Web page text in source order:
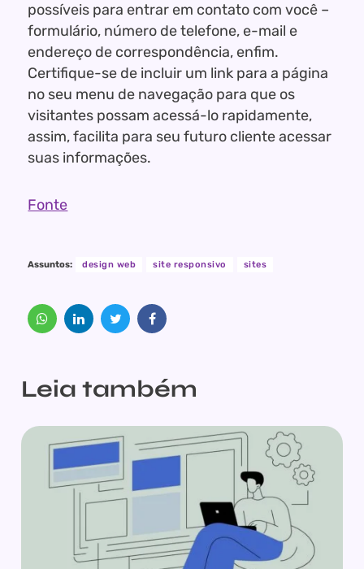
possíveis para entrar em contato com você –
formulário, número de telefone, e-mail e
endereço de correspondência, enfim.
Certifique-se de incluir um link para a página
no seu menu de navegação para que os
visitantes possam acessá-lo rapidamente,
assim, facilita para seu futuro cliente acessar
suas informações.
Fonte
Assuntos: design web site responsivo sites
Leia também